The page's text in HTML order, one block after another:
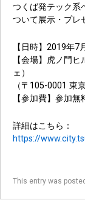
つくば発テック系
ついて展示・プレ
【日時】2019年
【会場】虎ノ門
ェ）
（〒105-0001 東
【参加費】参加
詳細はこちら：
https://
This entry was